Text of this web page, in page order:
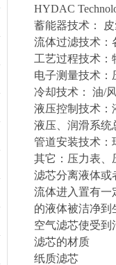
HYDAC
蓄能器技术：
流体过滤技术：
工艺过程技术：
电子测量技术：
冷却技术： 油/
液压控制技术：
液压、润滑系统
管道安装技术：
其它：压力表、
滤芯分离液体或
流体进入置有一
的液体被洁净到
空气滤芯使受
滤芯的材质
纸质滤芯